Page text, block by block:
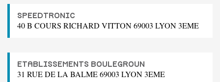
SPEEDTRONIC
40 B COURS RICHARD VITTON 69003 LYON 3EME
ETABLISSEMENTS BOULEGROUN
31 RUE DE LA BALME 69003 LYON 3EME